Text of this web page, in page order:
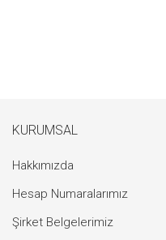
KURUMSAL
Hakkımızda
Hesap Numaralarımız
Şirket Belgelerimiz